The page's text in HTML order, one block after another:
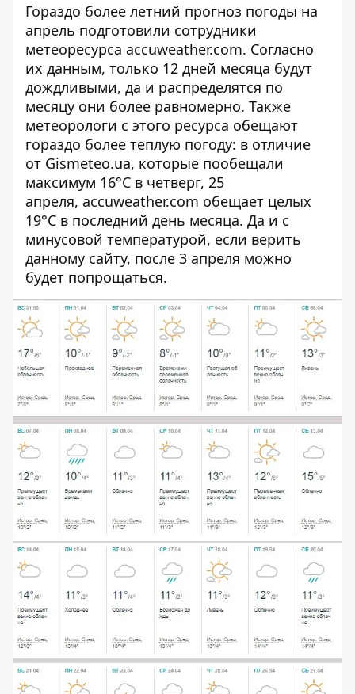
Гораздо более летний прогноз погоды на
апрель подготовили сотрудники
метеоресурса accuweather.com. Согласно
их данным, только 12 дней месяца будут
дождливыми, да и распределятся по
месяцу они более равномерно. Также
метеорологи с этого ресурса обещают
гораздо более теплую погоду: в отличие
от Gismeteo.ua, которые пообещали
максимум 16°C в четверг, 25
апреля, accuweather.com обещает целых
19°C в последний день месяца. Да и с
минусовой температурой, если верить
данному сайту, после 3 апреля можно
будет попрощаться.